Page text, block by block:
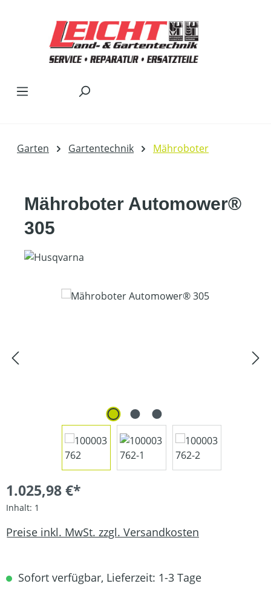
Garten Gartentechnik Mähroboter
Mähroboter Automower®
305
Bildergalerie überspringen
1.025,98 €*
Inhalt: 1
Preise inkl. MwSt. zzgl. Versandkosten
Sofort verfügbar, Lieferzeit: 1-3 Tage